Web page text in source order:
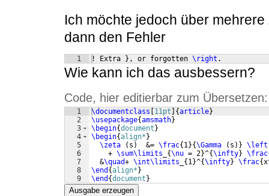
Ich möchte jedoch über
dann den Fehler
1 ! Extra } , or forgotten \right .
Wie kann ich das ausbessern?
Code, hier editierbar zum Übersetzen:
1
2
3
4
5
6
7
8
9
\documentclass 11pt {article}
\usepackage{amsmath}
\begin{document }
\begin{align* }
\zeta
( s )
  &=
\frac{ 1}{\Gamma ( s )} \left
    +
\sum\limits {\nu = 2}^{\infty} \frac
  &
\quad+ \int\limits { 1}^{\infty} \frac{
\end {align* }
\end {document }
Ausgabe erzeugen